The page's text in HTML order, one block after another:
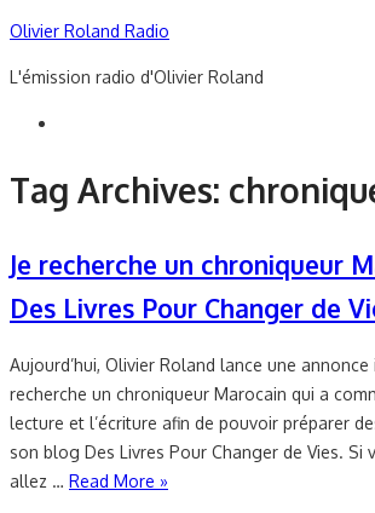
Skip
content
Olivier Roland Radio
L'émission radio d'Olivier Roland
Tag Archives:
Je recherche un chroniqueur
Des Livres Pour Changer de
Aujourd’hui, Olivier Roland lance une
recherche un chroniqueur Marocain qui a
lecture et l’écriture afin de pouvoir préparer
son blog Des Livres Pour Changer de Vies. Si
allez … Read More »